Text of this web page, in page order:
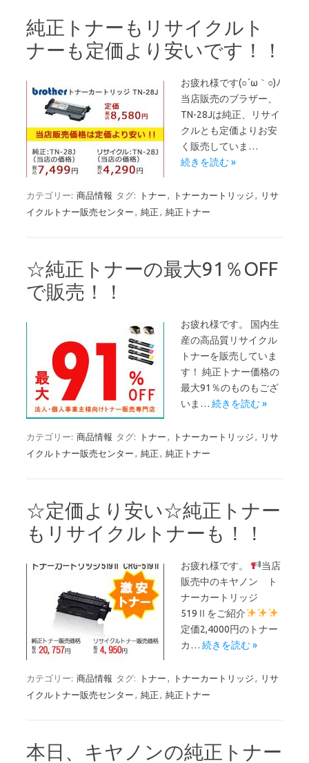
純正トナーもリサイクルト
ナーも定価より安いです！！
お疲れ様です(○´ω｀○)ﾉ
当店販売のブラザー、
TN-28Jは純正、リサイ
クルとも定価よりお安
く販売していま…
続きを読む »
カテゴリー: 商品情報 タグ: トナー , トナーカートリッジ ,
リサ
イクルトナー販売センター , 純正 , 純正トナー
☆純正トナーの最大91％OFF
で販売！！
お疲れ様です。 国内生
産の高品質リサイクル
トナーを販売していま
す！ 純正トナー価格の
最大91％のものもござ
いま… 続きを読む »
カテゴリー: 商品情報 タグ: トナー , トナーカートリッジ ,
リサ
イクルトナー販売センター , 純正 , 純正トナー
☆定価より安い☆純正トナー
もリサイクルトナーも！！
お疲れ様です。
当店
販売中のキヤノン ト
ナーカートリッジ
519Ⅱをご紹介
定価2,4000円のトナー
カ… 続きを読む »
カテゴリー: 商品情報 タグ: トナー , トナーカートリッジ ,
リサ
イクルトナー販売センター , 純正 , 純正トナー
本日、キヤノンの純正トナー